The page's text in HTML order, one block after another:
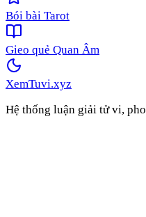
Bói bài Tarot
Gieo quẻ Quan Âm
XemTuvi.xyz
Hệ thống luận giải tử vi,